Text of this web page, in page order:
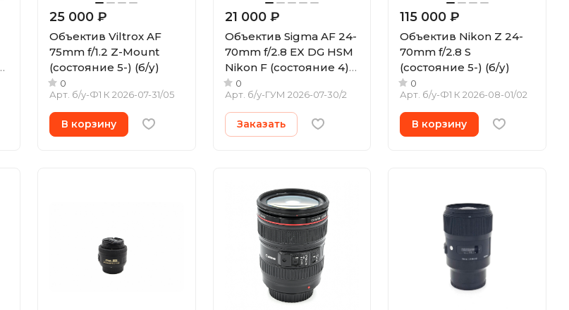
25 000 ₽
Объектив Viltrox AF
75mm f/1.2 Z-Mount
(состояние 5-) (б/у)
0
Арт. б/у-Ф1 К 2026-07-31/05
В корзину
21 000 ₽
Объектив Sigma AF 24-
70mm f/2.8 EX DG HSM
Nikon F (состояние 4)
(б/у)
0
Арт. б/у-ГУМ 2026-07-30/2
Заказать
115 000 ₽
Объектив Nikon Z 24-
70mm f/2.8 S
(состояние 5-) (б/у)
0
Арт. б/у-Ф1 К 2026-08-01/02
В корзину